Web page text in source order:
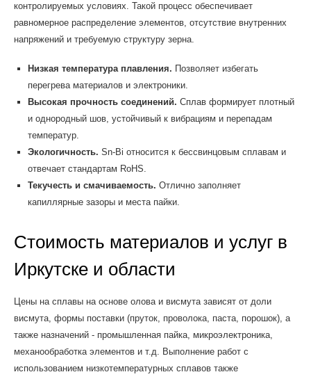
контролируемых условиях. Такой процесс обеспечивает
равномерное распределение элементов, отсутствие внутренних
напряжений и требуемую структуру зерна.
Низкая температура плавления. Позволяет избегать
перегрева материалов и электроники.
Высокая прочность соединений. Сплав формирует плотный
и однородный шов, устойчивый к вибрациям и перепадам
температур.
Экологичность. Sn-Bi относится к бессвинцовым сплавам и
отвечает стандартам RoHS.
Текучесть и смачиваемость. Отлично заполняет
капиллярные зазоры и места пайки.
Стоимость материалов и услуг в
Иркутске и области
Цены на сплавы на основе олова и висмута зависят от доли
висмута, формы поставки (пруток, проволока, паста, порошок), а
также назначений - промышленная пайка, микроэлектроника,
механообработка элементов и т.д. Выполнение работ с
использованием низкотемпературных сплавов также